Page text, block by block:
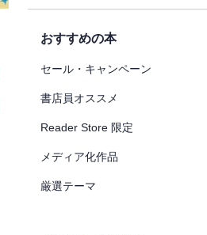
おすすめの本
セール・キャンペーン
書店員オススメ
Reader Store 限定
メディア化作品
厳選テーマ